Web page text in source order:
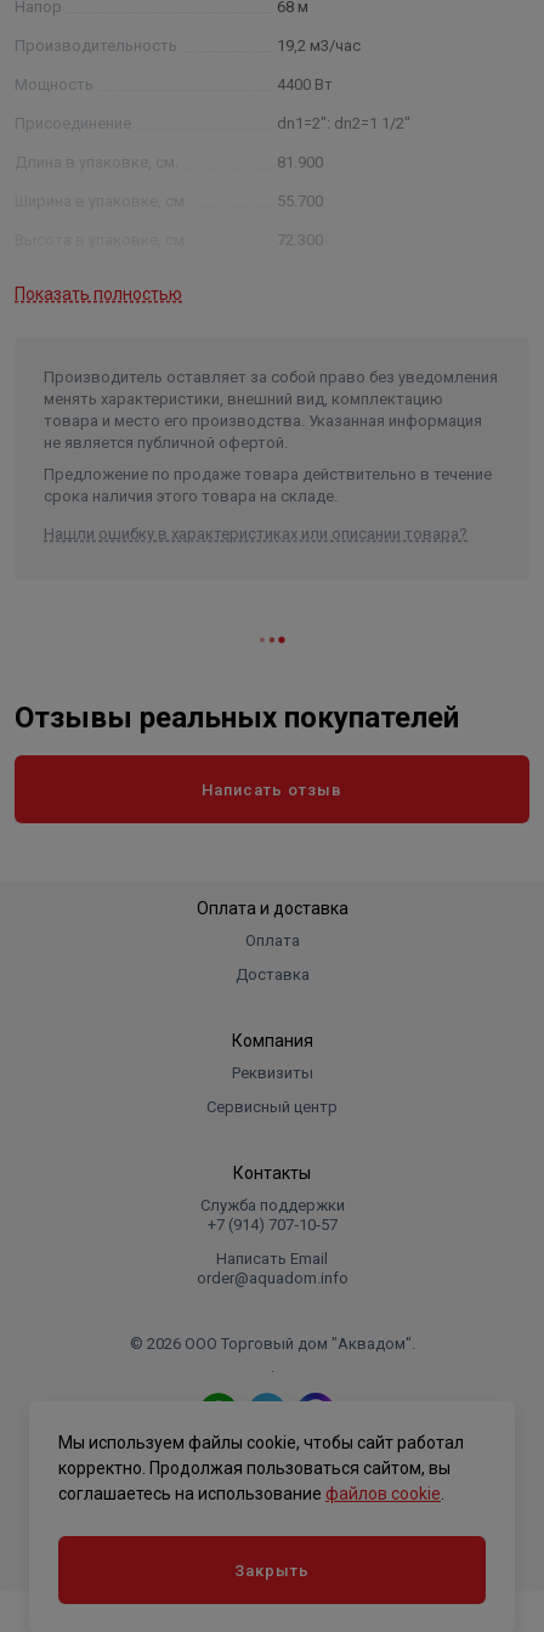
непрерывные ложные включения насоса при ограниченных по
времени и по расходу включениях воды).
Напор 68 м
Производительность 19,2 м3/час
Мощность 4400 Вт
Присоединение dn1=2": dn2=1 1/2"
Длина в упаковке, см. 81.900
55.700
72.300
Ширина 557
0.32982
Показать полностью
Производитель оставляет за собой право без уведомления
менять характеристики, внешний вид, комплектацию
товара и место его производства. Указанная информация
не является публичной офертой.
Предложение по продаже товара действительно в течение
срока наличия этого товара на складе.
Нашли ошибку в характеристиках или описании товара?
Отзывы реальных покупателей
Написать отзыв
Оплата и доставка
Оплата
Доставка
Компания
Реквизиты
Сервисный центр
Контакты
Служба поддержки
+7 (914) 707‑10‑57
Написать Email
order@aquadom.info
© 2026 ООО Торговый дом "Аквадом".
.
Политика конфиденциальности
Мы используем файлы cookie, чтобы сайт работал
корректно. Продолжая пользоваться сайтом, вы
соглашаетесь на использование файлов cookie
Закрыть